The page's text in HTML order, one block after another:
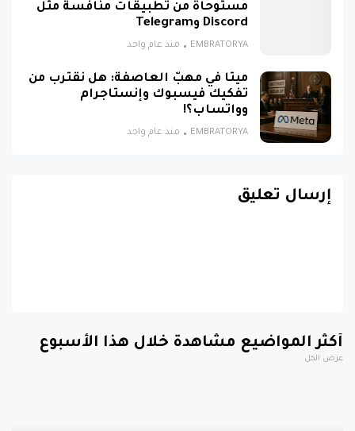
مستوحاة من تطبيقات منافسة مثل
Discord وTelegram
EMBRATORYA منذ عام واحد
ميتا في مهبّ العاصفة: هل نقترب من
تفكيك فيسبوك وإنستاجرام
وواتساب؟!
EMBRATORYA منذ عام واحد
إرسال تعليق
أكثر المواضيع مشاهدة خلال هذا الأسبوع
عرض الكل